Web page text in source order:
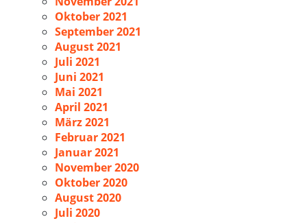
Oktober 2021
September 2021
August 2021
Juli 2021
Juni 2021
Mai 2021
April 2021
März 2021
Februar 2021
Januar 2021
November 2020
Oktober 2020
August 2020
Juli 2020